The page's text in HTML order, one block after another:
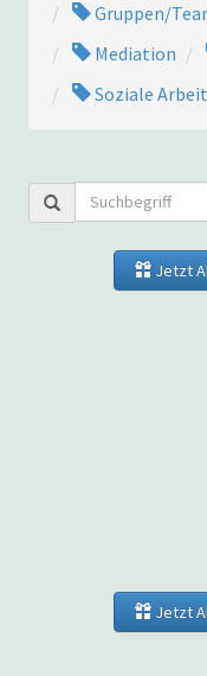
Gruppen/
Mediation
Soziale Arbeit
Jetzt
Jetzt